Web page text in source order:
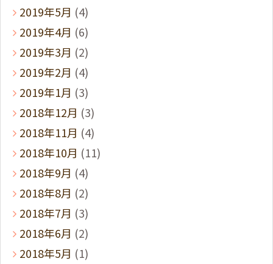
2019年5月 (4)
2019年4月 (6)
2019年3月 (2)
2019年2月 (4)
2019年1月 (3)
2018年12月 (3)
2018年11月 (4)
2018年10月 (11)
2018年9月 (4)
2018年8月 (2)
2018年7月 (3)
2018年6月 (2)
2018年5月 (1)